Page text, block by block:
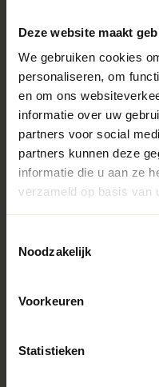
Deze website maakt
We gebruiken cookies
personaliseren, om
en om ons
informatie over uw
partners voor social
partners kunnen deze
informatie die u aan ze
verzameld op basis van
Noodzakelijk
Voorkeuren
Statistieken
Inbouwdiepte
120 mm
Maximale breedte
1795 mm
Maximale hoogte